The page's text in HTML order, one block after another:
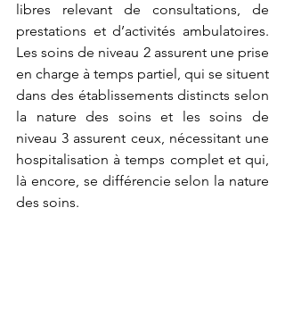
libres relevant de consultations, de
prestations et d’activités ambulatoires.
Les soins de niveau 2 assurent une prise
en charge à temps partiel, qui se situent
dans des établissements distincts selon
la nature des soins et les soins de
niveau 3 assurent ceux, nécessitant une
hospitalisation à temps complet et qui,
là encore, se différencie selon la nature
des soins.